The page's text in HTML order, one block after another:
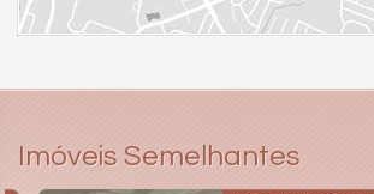
Imóveis Semelhantes